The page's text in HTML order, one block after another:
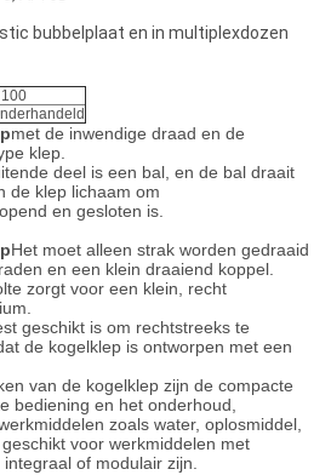
bubbelplaat en in multiplexdozen
met de inwendige draad en de
klep.
deel is een bal, en de bal draait
de klep lichaam om
en gesloten is.
Het moet alleen strak worden gedraaid
en een klein draaiend koppel.
zorgt voor een klein, recht
geschikt is om rechtstreeks te
de kogelklep is ontworpen met een
van de kogelklep zijn de compacte
bediening en het onderhoud,
zoals water, oplosmiddel,
voor werkmiddelen met
of modulair zijn.